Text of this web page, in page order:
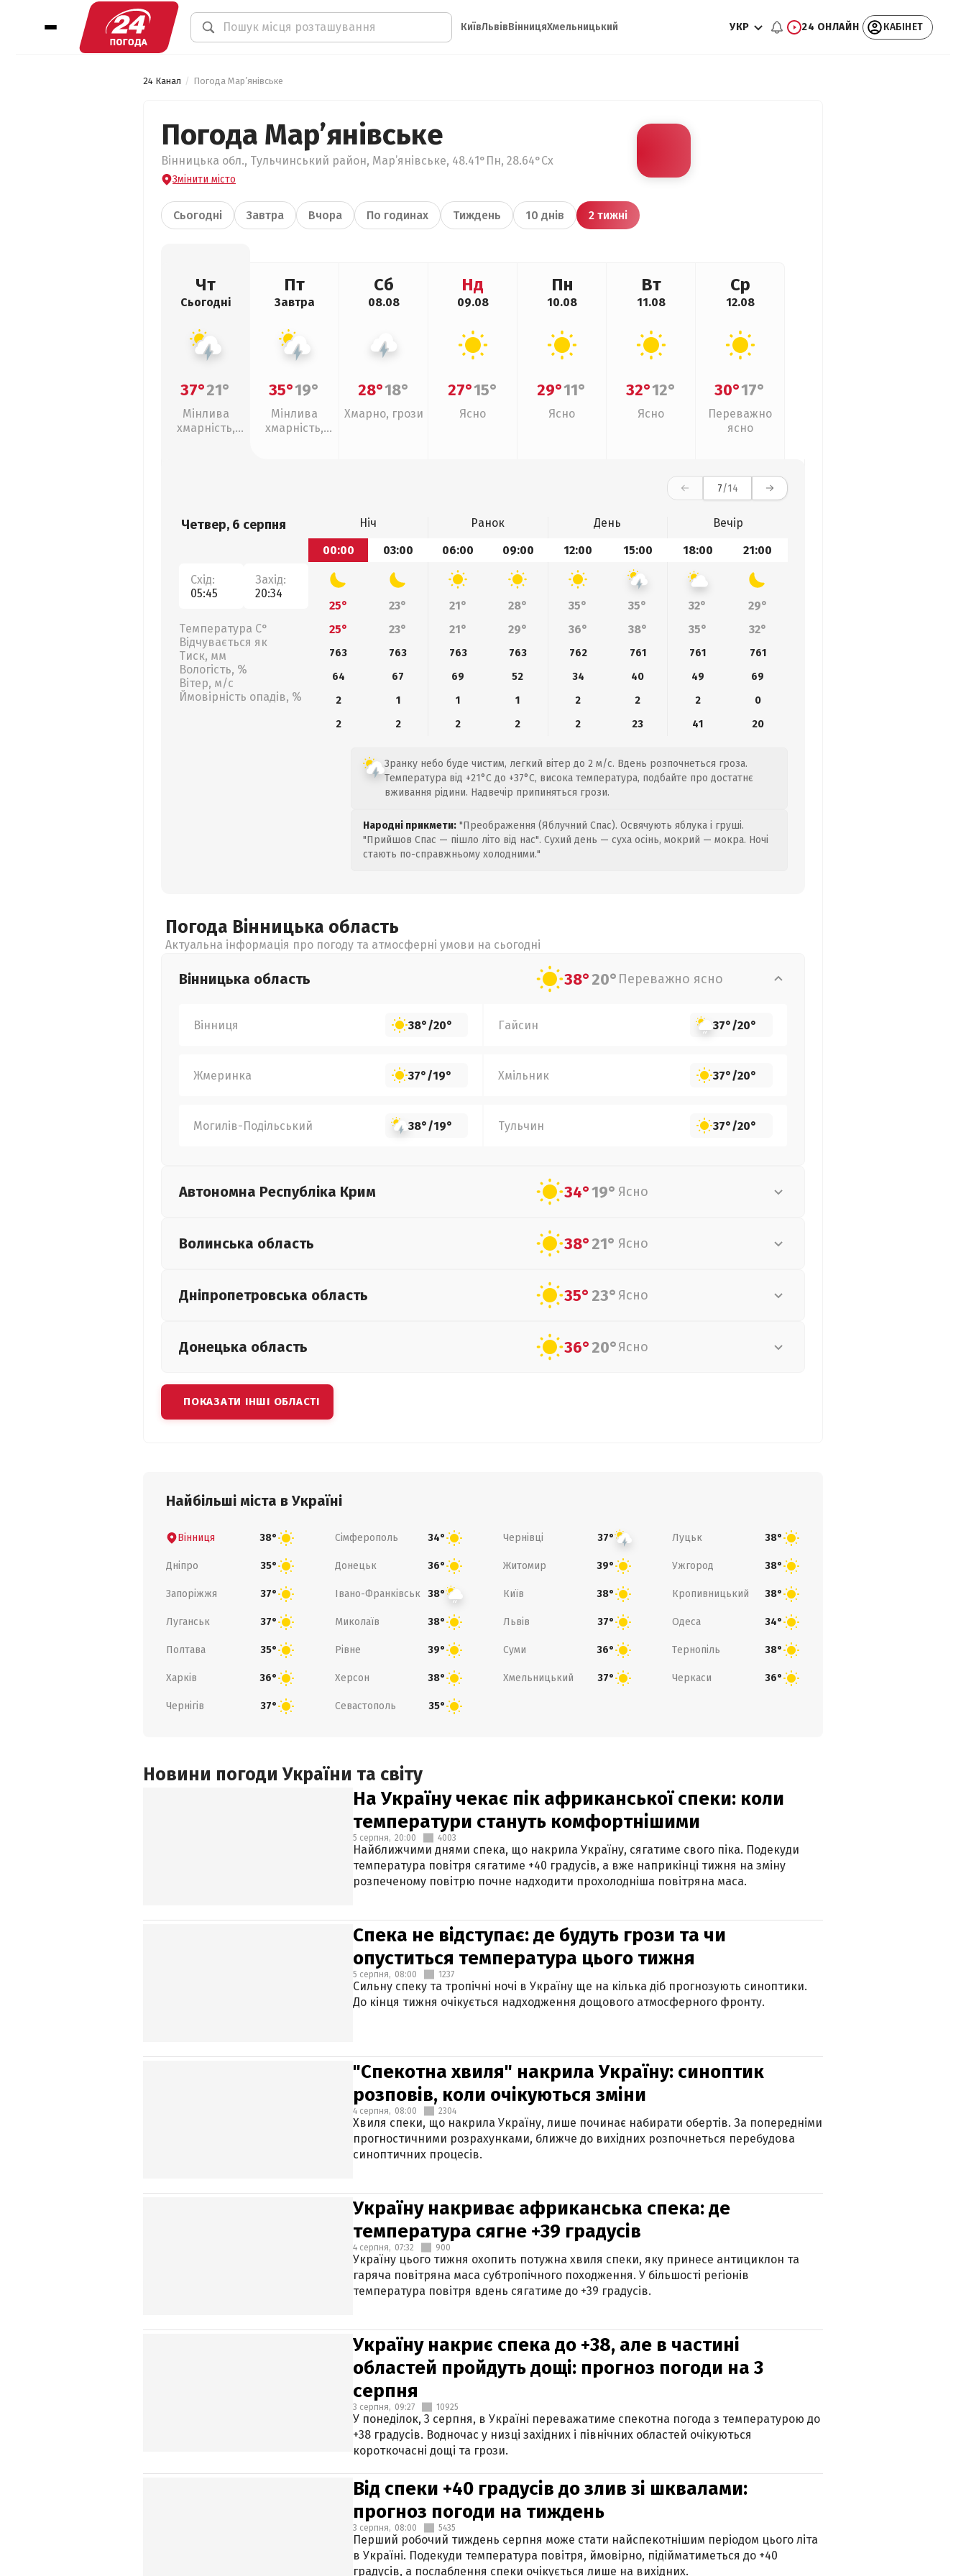
КиївЛьвівВінницяХмельницький УКР 24 ОНЛАЙН КАБІНЕТ
24 Канал Погода Мар’янівське
Погода Мар’янівське
Вінницька обл., Тульчинський район, Мар’янівське, 48.41°Пн, 28.64°Сх
Змінити місто
Сьогодні Завтра Вчора По годинах Тиждень 10 днів 2 тижні
Чт
Сьогодні
37°21°
Мінлива
хмарність,
Пт
Завтра
35°19°
Мінлива
хмарність,
Сб
08.08
28°18°
Хмарно, грози
Нд
09.08
27°15°
Ясно
Пн
10.08
29°11°
Ясно
Вт
11.08
32°12°
Ясно
Ср
12.08
30°17°
Переважно
ясно
7/14
Четвер, 6 серпня
Схід:
05:45
Захід:
20:34
Температура С°
Відчувається як
Тиск, мм
Вологість, %
Вітер, м/с
Ймовірність опадів, %
Ніч Ранок День
Вечір
00:00
03:00 06:00 09:00 12:00 15:00 18:00 21:00
25° 23° 21° 28° 35° 35° 32°
29°
25°
23° 21° 29° 36° 38° 35° 32°
763 763 763 763 762 761 761
761
64
67 69 52 34 40 49
69
2
1 1 1 2 2 2
0
2
2 2 2 2 23 41 20
Зранку небо буде чистим, легкий вітер до 2 м/с. Вдень розпочнеться гроза.
Температура від +21°C до +37°C, висока температура, подбайте про достатнє
вживання рідини. Надвечір припиняться грози.
Народні прикмети: "Преображення (Яблучний Спас). Освячують яблука і груші.
"Прийшов Спас — пішло літо від нас". Сухий день — суха осінь, мокрий — мокра. Ночі
стають по-справжньому холодними."
Погода Вінницька область
Актуальна інформація про погоду та атмосферні умови на сьогодні
Вінницька область 38°20° Переважно ясно
Вінниця 38°/20° Гайсин 37°/20°
Жмеринка 37°/19° Хмільник 37°/20°
Могилів-Подільський 38°/19° Тульчин 37°/20°
Автономна Республіка Крим 34°19° Ясно
Волинська область 38°21° Ясно
Дніпропетровська область 35°23° Ясно
Донецька область 36°20°Ясно
ПОКАЗАТИ ІНШІ ОБЛАСТІ
Найбільші міста в Україні
Вінниця 38° Сімферополь 34° Чернівці 37° Луцьк 38°
Дніпро 35° Донецьк 36° Житомир 39° Ужгород 38°
Запоріжжя 37° Івано-Франківськ 38° Київ 38° Кропивницький 38°
Луганськ 37° Миколаїв 38° Львів 37° Одеса 34°
Полтава 35° Рівне 39° Суми 36° Тернопіль 38°
Харків 36° Херсон 38° Хмельницький 37° Черкаси 36°
Чернігів 37° Севастополь 35°
Новини погоди України та світу
На Україну чекає пік африканської спеки: коли
температури стануть комфортнішими
5 серпня, 20:00 4003
Найближчими днями спека, що накрила Україну, сягатиме свого піка. Подекуди
температура повітря сягатиме +40 градусів, а вже наприкінці тижня на зміну
розпеченому повітрю почне надходити прохолодніша повітряна маса.
Спека не відступає: де будуть грози та чи
опуститься температура цього тижня
5 серпня, 08:00 1237
Сильну спеку та тропічні ночі в Україну ще на кілька діб прогнозують синоптики.
До кінця тижня очікується надходження дощового атмосферного фронту.
"Спекотна хвиля" накрила Україну: синоптик
розповів, коли очікуються зміни
4 серпня, 08:00 2304
Хвиля спеки, що накрила Україну, лише починає набирати обертів. За попередніми
прогностичними розрахунками, ближче до вихідних розпочнеться перебудова
синоптичних процесів.
Україну накриває африканська спека: де
температура сягне +39 градусів
4 серпня, 07:32 900
Україну цього тижня охопить потужна хвиля спеки, яку принесе антициклон та
гаряча повітряна маса субтропічного походження. У більшості регіонів
температура повітря вдень сягатиме до +39 градусів.
Україну накриє спека до +38, але в частині
областей пройдуть дощі: прогноз погоди на 3
серпня
3 серпня, 09:27 10925
У понеділок, 3 серпня, в Україні переважатиме спекотна погода з температурою до
+38 градусів. Водночас у низці західних і північних областей очікуються
короткочасні дощі та грози.
Від спеки +40 градусів до злив зі шквалами:
прогноз погоди на тиждень
3 серпня, 08:00 5435
Перший робочий тиждень серпня може стати найспекотнішим періодом цього літа
в Україні. Подекуди температура повітря, ймовірно, підійматиметься до +40
градусів, а послаблення спеки очікується лише на вихідних.